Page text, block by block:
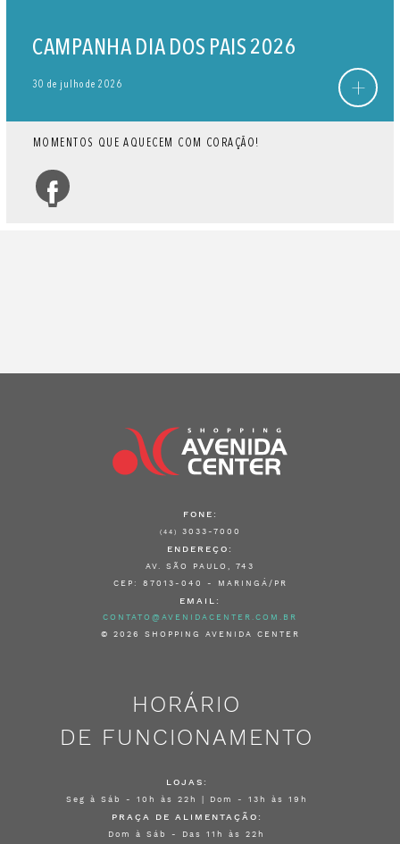
CAMPANHA DIA DOS PAIS 2026
+
30 de julho de 2026
MOMENTOS QUE AQUECEM COM CORAÇÃO!
FONE:
(44) 3033-7000
ENDEREÇO:
AV. SÃO PAULO, 743
CEP: 87013-040 - MARINGÁ/PR
EMAIL:
CONTATO@AVENIDACENTER.COM.BR
© 2026 SHOPPING AVENIDA CENTER
HORÁRIO
DE FUNCIONAMENTO
LOJAS:
Seg à Sáb - 10h às 22h | Dom - 13h às 19h
PRAÇA DE ALIMENTAÇÃO:
Dom à Sáb - Das 11h às 22h